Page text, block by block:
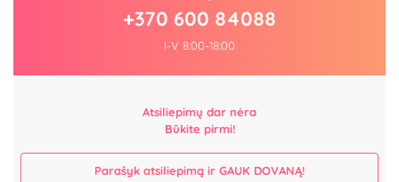
+370 600 84088
I-V 8:00-18:00
Atsiliepimų dar nėra
Būkite pirmi!
Parašyk atsiliepimą ir GAUK DOVANĄ!